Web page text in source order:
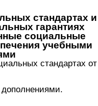
стандартах и
гарантиях
социальные
учебными
стандартах от